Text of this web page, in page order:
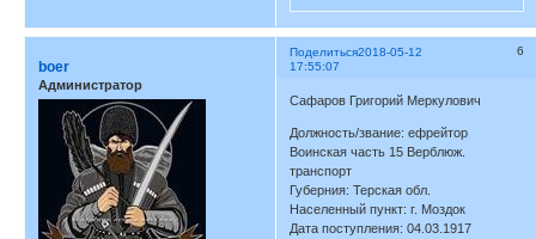
Поделиться 6
2018-05-12
17:55:07
boer
Администратор
Сафаров Григорий Меркулович
Должность/звание: ефрейтор
Воинская часть 15 Верблюж.
транспорт
Губерния: Терская обл.
Населенный пункт: г. Моздок
Дата поступления: 04.03.1917